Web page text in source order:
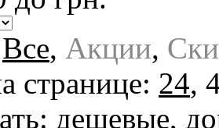
Все, Акции,
странице: 24,
дешевые,